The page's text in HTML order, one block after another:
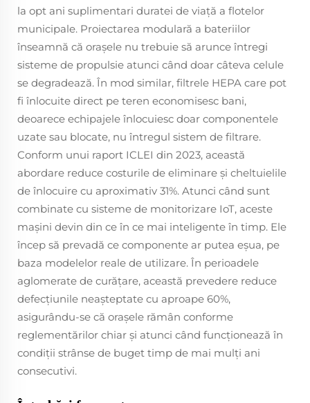
la opt ani suplimentari duratei de viață a flotelor
municipale. Proiectarea modulară a bateriilor
înseamnă că orașele nu trebuie să arunce întregi
sisteme de propulsie atunci când doar câteva celule
se degradează. În mod similar, filtrele HEPA care pot
fi înlocuite direct pe teren economisesc bani,
deoarece echipajele înlocuiesc doar componentele
uzate sau blocate, nu întregul sistem de filtrare.
Conform unui raport ICLEI din 2023, această
abordare reduce costurile de eliminare și cheltuielile
de înlocuire cu aproximativ 31%. Atunci când sunt
combinate cu sisteme de monitorizare IoT, aceste
mașini devin din ce în ce mai inteligente în timp. Ele
încep să prevadă ce componente ar putea eșua, pe
baza modelelor reale de utilizare. În perioadele
aglomerate de curățare, această prevedere reduce
defecțiunile neașteptate cu aproape 60%,
asigurându-se că orașele rămân conforme
reglementărilor chiar și atunci când funcționează în
condiții strânse de buget timp de mai mulți ani
consecutivi.